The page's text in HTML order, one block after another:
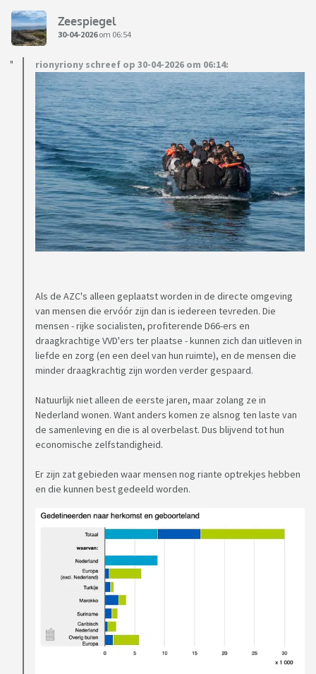
Zeespiegel
30-04-2026om 06:54
rionyriony schreef op 30-04-2026 om 06:14:
Als de AZC's alleen geplaatst worden in de directe omgeving
van mensen die ervóór zijn dan is iedereen tevreden. Die
mensen - rijke socialisten, profiterende D66-ers en
draagkrachtige VVD'ers ter plaatse - kunnen zich dan uitleven in
liefde en zorg (en een deel van hun ruimte), en de mensen die
minder draagkrachtig zijn worden verder gespaard.
Natuurlijk niet alleen de eerste jaren, maar zolang ze in
Nederland wonen. Want anders komen ze alsnog ten laste van
de samenleving en die is al overbelast. Dus blijvend tot hun
economische zelfstandigheid.
Er zijn zat gebieden waar mensen nog riante optrekjes hebben
en die kunnen best gedeeld worden.